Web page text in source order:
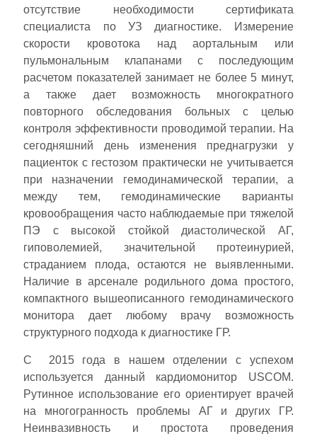
отсутствие необходимости сертификата
специалиста по УЗ диагностике. Измерение
скорости кровотока над аортальным или
пульмональным клапанами с последующим
расчетом показателей занимает не более 5 минут,
а также дает возможность многократного
повторного обследования больных с целью
контроля эффективности проводимой терапии. На
сегодняшний день изменения преднагрузки у
пациенток с гестозом практически не учитывается
при назначении гемодинамической терапии, а
между тем, гемодинамические варианты
кровообращения часто наблюдаемые при тяжелой
ПЭ с высокой стойкой диастолической АГ,
гиповолемией, значительной протеинурией,
страданием плода, остаются не выявленными.
Наличие в арсенале родильного дома простого,
компактного вышеописанного гемодинамического
монитора дает любому врачу возможность
структурного подхода к диагностике ГР.
С 2015 года в нашем отделении с успехом
используется данный кардиомонитор USCOM.
Рутинное использование его ориентирует врачей
на многогранность проблемы АГ и других ГР.
Неинвазивность и простота проведения